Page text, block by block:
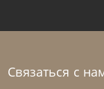
Связаться с